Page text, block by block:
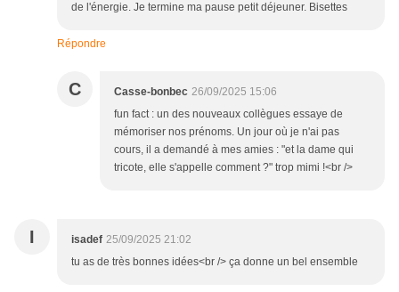
de l'énergie. Je termine ma pause petit déjeuner. Bisettes
Répondre
C Casse-bonbec 26/09/2025 15:06
fun fact : un des nouveaux collègues essaye de
mémoriser nos prénoms. Un jour où je n'ai pas
cours, il a demandé à mes amies : "et la dame qui
tricote, elle s'appelle comment ?" trop mimi !<br />
I isadef 25/09/2025 21:02
tu as de très bonnes idées<br /> ça donne un bel ensemble